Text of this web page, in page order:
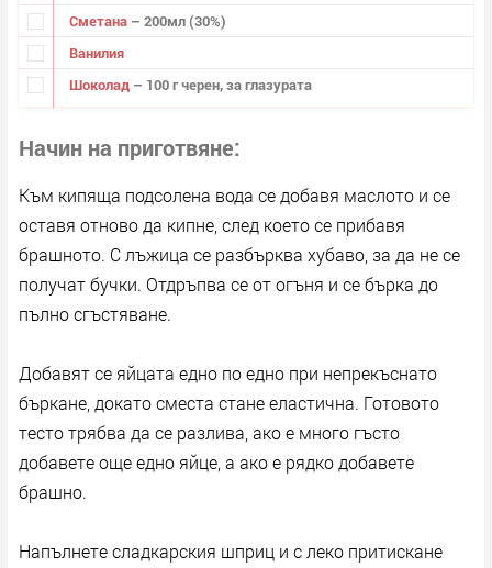
Сметана – 200мл (30%)
Ванилия
Шоколад – 100 г черен, за глазурата
Начин на приготвяне
Към кипяща подсолена вода се добавя маслото и се
оставя отново да кипне, след което се прибавя
брашното. С лъжица се разбърква хубаво, за да не се
получат бучки. Отдръпва се от огъня и се бърка до
пълно сгъстяване.
Добавят се яйцата едно по едно при непрекъснато
бъркане, докато сместа стане еластична. Готовото
тесто трябва да се разлива, ако е много гъсто
добавете още едно яйце, а ако е рядко добавете
брашно.
Напълнете сладкарския шприц и с леко притискане